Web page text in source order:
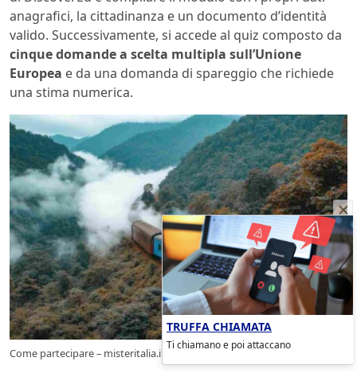
anagrafici, la cittadinanza e un documento d’identità
valido. Successivamente, si accede al quiz composto da
cinque domande a scelta multipla sull’Unione
Europea e da una domanda di spareggio che richiede
una stima numerica.
Come partecipare – misteritalia.it
TRUFFA CHIAMATA
Ti chiamano e poi attaccano